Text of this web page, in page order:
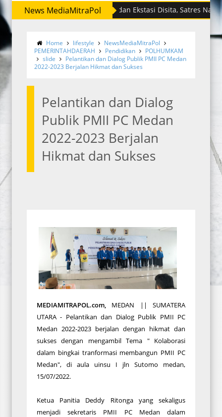
News MediaMitraPolSabu dan Ekstasi Disita, Satres Narkoba
Home lifestyle
NewsMediaMitraPol
PEMERINTAHDAERAH
Pendidikan
POLHUMKAM
slide
Pelantikan dan Dialog Publik PMII PC Medan
2022-2023 Berjalan Hikmat dan Sukses
Pelantikan dan Dialog
Publik PMII PC Medan
2022-2023 Berjalan
Hikmat dan Sukses
MEDIAMITRAPOL.com, MEDAN || SUMATERA
UTARA - Pelantikan dan Dialog Publik PMII PC
Medan 2022-2023 berjalan dengan hikmat dan
sukses dengan mengambil Tema " Kolaborasi
dalam bingkai tranformasi membangun PMII PC
Medan", di aula uinsu I jln Sutomo medan,
15/07/2022.
Ketua Panitia Deddy Ritonga yang sekaligus
menjadi sekretaris PMII PC Medan dalam